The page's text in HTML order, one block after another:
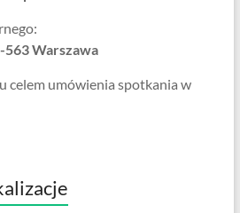
563 Warszawa
celem umówienia spotkania w